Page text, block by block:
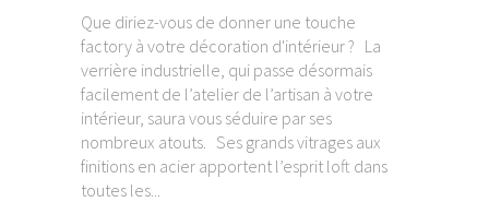
Que diriez-vous de donner une touche
factory à votre décoration d'intérieur ? La
verrière industrielle, qui passe désormais
facilement de l’atelier de l’artisan à votre
intérieur, saura vous séduire par ses
nombreux atouts. Ses grands vitrages aux
finitions en acier apportent l’esprit loft dans
toutes les...